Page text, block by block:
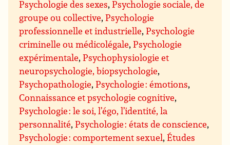
Psychologie des sexes,Psychologie sociale, de
groupe ou collective,Psychologie
professionnelle et industrielle,Psychologie
criminelle ou médicolégale,Psychologie
expérimentale,Psychophysiologie et
neuropsychologie, biopsychologie,
Psychopathologie,Psychologie : émotions,
Connaissance et psychologie cognitive,
Psychologie : le soi, l’égo, l’identité, la
personnalité,Psychologie : états de conscience,
Psychologie : comportement sexuel,Études